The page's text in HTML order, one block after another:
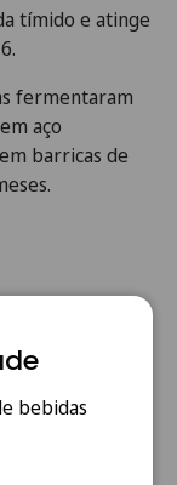
tímido e atinge
fermentaram
aço
barricas de
bebidas